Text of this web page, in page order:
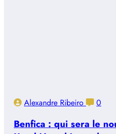
Alexandre Ribeiro 0
Benfica : qui sera le